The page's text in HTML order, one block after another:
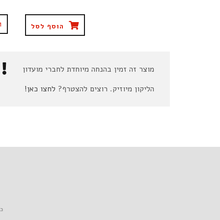
הוסף לסל
מוצר זה זמין בהנחה מיוחדת לחברי מועדון
הליקון מיוזיק. רוצים להצטרף? לחצו כאן!